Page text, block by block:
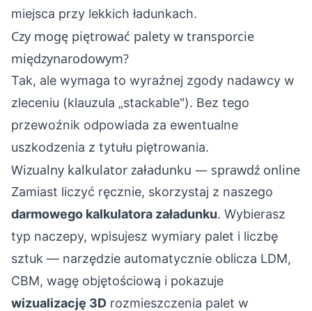
miejsca przy lekkich ładunkach.
Czy mogę piętrować palety w transporcie
międzynarodowym?
Tak, ale wymaga to wyraźnej zgody nadawcy w
zleceniu (klauzula „stackable"). Bez tego
przewoźnik odpowiada za ewentualne
uszkodzenia z tytułu piętrowania.
Wizualny kalkulator załadunku — sprawdź online
Zamiast liczyć ręcznie, skorzystaj z naszego
darmowego kalkulatora załadunku. Wybierasz
typ naczepy, wpisujesz wymiary palet i liczbę
sztuk — narzędzie automatycznie oblicza LDM,
CBM, wagę objętościową i pokazuje
wizualizację 3D rozmieszczenia palet w